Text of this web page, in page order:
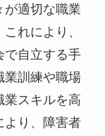
が適切な職業
れにより、
で自立する手
業訓練や職場
業スキルを高
より、障害者